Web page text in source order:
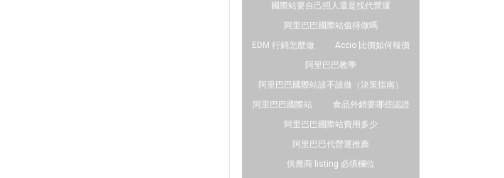
國際站要自己招人還是找代營運
阿里巴巴國際站值得做嗎
EDM 行銷怎麼做
Accio 比價如何報價
阿里巴巴教學
阿里巴巴國際站該不該做（決策指南）
阿里巴巴國際站
食品外銷要哪些認證
阿里巴巴國際站費用多少
阿里巴巴代營運推薦
供應商 listing 必填欄位